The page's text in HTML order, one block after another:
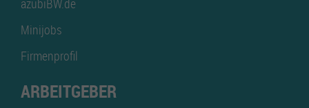
azubiBW.de
Minijobs
Firmenprofil
ARBEITGEBER